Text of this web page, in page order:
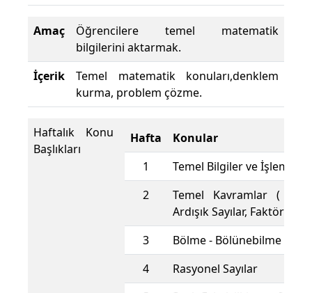
Amaç
Öğrencilere temel matematik
bilgilerini aktarmak.
İçerik
Temel matematik konuları,denklem
kurma, problem çözme.
Haftalık Konu
Başlıkları
Hafta
Konular
1
Temel Bilgiler ve İşlem
2
Temel Kavramlar (
Ardışık Sayılar, Faktöriyel )
3
Bölme - Bölünebilme
4
Rasyonel Sayılar